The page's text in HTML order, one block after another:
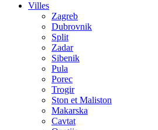
Villes
Zagreb
Dubrovnik
Split
Zadar
Sibenik
Pula
Porec
Trogir
Ston et Maliston
Makarska
Cavtat